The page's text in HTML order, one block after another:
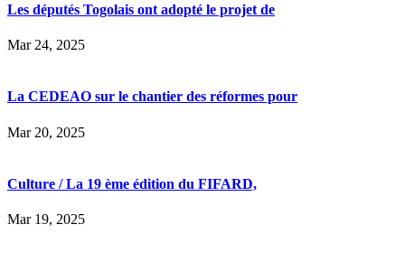
Les députés Togolais ont adopté le projet de
Mar 24, 2025
La CEDEAO sur le chantier des réformes pour
Mar 20, 2025
Culture / La 19 ème édition du FIFARD,
Mar 19, 2025